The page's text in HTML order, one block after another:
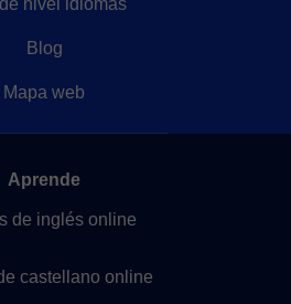
nivel idiomas
Blog
Mapa web
Aprende
de inglés online
castellano online